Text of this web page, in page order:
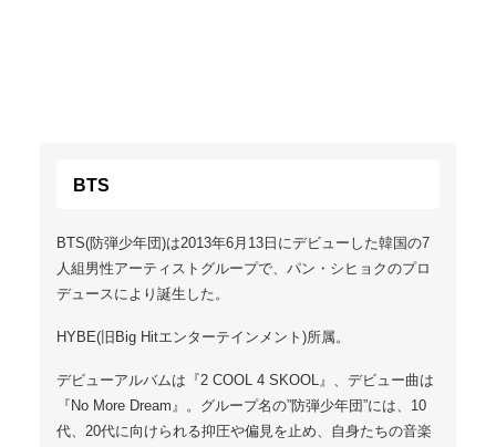
BTS
BTS(防弾少年団)は2013年6月13日にデビューした韓国の7
人組男性アーティストグループで、パン・シヒョクのプロ
デュースにより誕生した。
HYBE(旧Big Hitエンターテインメント)所属。
デビューアルバムは『2 COOL 4 SKOOL』、デビュー曲は
『No More Dream』。グループ名の”防弾少年団”には、10
代、20代に向けられる抑圧や偏見を止め、自身たちの音楽